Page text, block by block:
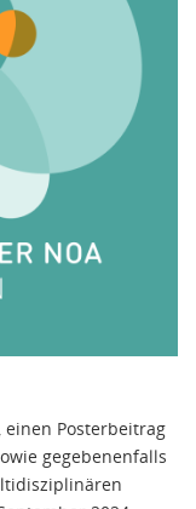
einen Posterbeitrag
gegebenenfalls